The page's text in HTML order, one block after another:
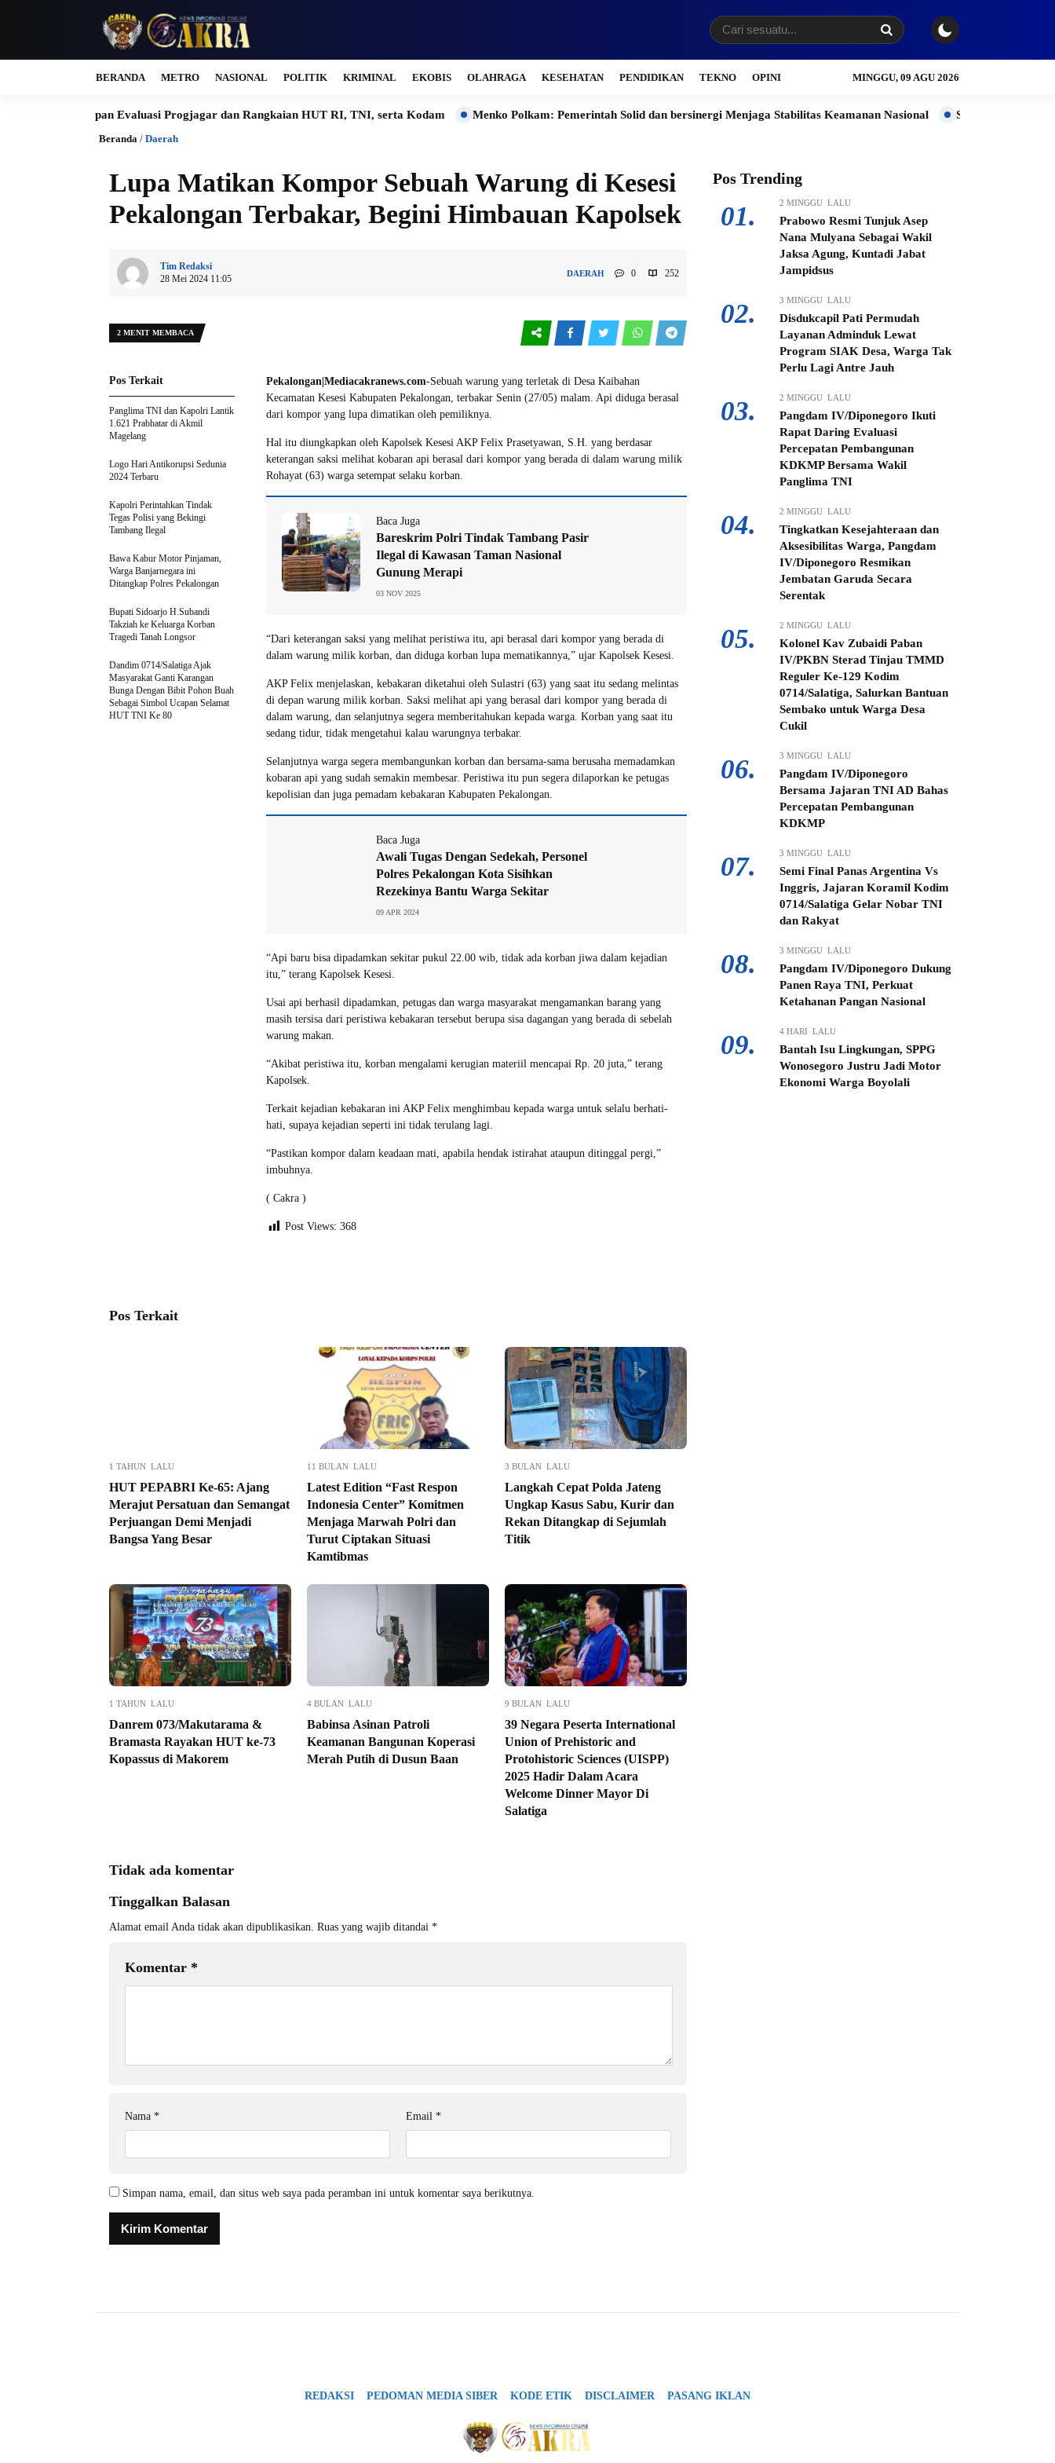
BERANDA METRO NASIONAL POLITIK KRIMINAL EKOBIS OLAHRAGA KESEHATAN PENDIDIKAN TEKNO OPINI MINGGU, 09 AGU 2026
Evaluasi Progjagar dan Rangkaian HUT RI, TNI, serta Kodam Menko Polkam: Pemerintah Solid dan bersinergi Menjaga Stabilitas Keamanan Nasional Sukseskan Program Magang
Beranda / Daerah
Lupa Matikan Kompor Sebuah Warung di Kesesi
Pekalongan Terbakar, Begini Himbauan Kapolsek
Tim Redaksi
28 Mei 2024 11:05
DAERAH 0 252
2 MENIT MEMBACA
Pekalongan|Mediacakranews.com-Sebuah warung yang terletak di Desa Kaibahan
Kecamatan Kesesi Kabupaten Pekalongan, terbakar Senin (27/05) malam. Api diduga berasal
dari kompor yang lupa dimatikan oleh pemiliknya.
Hal itu diungkapkan oleh Kapolsek Kesesi AKP Felix Prasetyawan, S.H. yang berdasar
keterangan saksi melihat kobaran api berasal dari kompor yang berada di dalam warung milik
Rohayat (63) warga setempat selaku korban.
Baca Juga
Bareskrim Polri Tindak Tambang Pasir
Ilegal di Kawasan Taman Nasional
Gunung Merapi
03 NOV 2025
“Dari keterangan saksi yang melihat peristiwa itu, api berasal dari kompor yang berada di
dalam warung milik korban, dan diduga korban lupa mematikannya,” ujar Kapolsek Kesesi.
AKP Felix menjelaskan, kebakaran diketahui oleh Sulastri (63) yang saat itu sedang melintas
di depan warung milik korban. Saksi melihat api yang berasal dari kompor yang berada di
dalam warung, dan selanjutnya segera memberitahukan kepada warga. Korban yang saat itu
sedang tidur, tidak mengetahui kalau warungnya terbakar.
Selanjutnya warga segera membangunkan korban dan bersama-sama berusaha memadamkan
kobaran api yang sudah semakin membesar. Peristiwa itu pun segera dilaporkan ke petugas
kepolisian dan juga pemadam kebakaran Kabupaten Pekalongan.
Baca Juga
Awali Tugas Dengan Sedekah, Personel
Polres Pekalongan Kota Sisihkan
Rezekinya Bantu Warga Sekitar
09 APR 2024
“Api baru bisa dipadamkan sekitar pukul 22.00 wib, tidak ada korban jiwa dalam kejadian
itu,” terang Kapolsek Kesesi.
Usai api berhasil dipadamkan, petugas dan warga masyarakat mengamankan barang yang
masih tersisa dari peristiwa kebakaran tersebut berupa sisa dagangan yang berada di sebelah
warung makan.
“Akibat peristiwa itu, korban mengalami kerugian materiil mencapai Rp. 20 juta,” terang
Kapolsek.
Terkait kejadian kebakaran ini AKP Felix menghimbau kepada warga untuk selalu berhati-
hati, supaya kejadian seperti ini tidak terulang lagi.
“Pastikan kompor dalam keadaan mati, apabila hendak istirahat ataupun ditinggal pergi,”
imbuhnya.
( Cakra )
Post Views: 368
Pos Terkait
Panglima TNI dan Kapolri Lantik
1.621 Prabhatar di Akmil
Magelang
Logo Hari Antikorupsi Sedunia
2024 Terbaru
Kapolri Perintahkan Tindak
Tegas Polisi yang Bekingi
Tambang Ilegal
Bawa Kabur Motor Pinjaman,
Warga Banjarnegara ini
Ditangkap Polres Pekalongan
Bupati Sidoarjo H.Subandi
Takziah ke Keluarga Korban
Tragedi Tanah Longsor
Dandim 0714/Salatiga Ajak
Masyarakat Ganti Karangan
Bunga Dengan Bibit Pohon Buah
Sebagai Simbol Ucapan Selamat
HUT TNI Ke 80
Pos Terkait
1 TAHUN LALU
HUT PEPABRI Ke-65: Ajang
Merajut Persatuan dan Semangat
Perjuangan Demi Menjadi
Bangsa Yang Besar
11 BULAN LALU
Latest Edition “Fast Respon
Indonesia Center” Komitmen
Menjaga Marwah Polri dan
Turut Ciptakan Situasi
Kamtibmas
3 BULAN LALU
Langkah Cepat Polda Jateng
Ungkap Kasus Sabu, Kurir dan
Rekan Ditangkap di Sejumlah
Titik
1 TAHUN LALU
Danrem 073/Makutarama &
Bramasta Rayakan HUT ke-73
Kopassus di Makorem
4 BULAN LALU
Babinsa Asinan Patroli
Keamanan Bangunan Koperasi
Merah Putih di Dusun Baan
9 BULAN LALU
39 Negara Peserta International
Union of Prehistoric and
Protohistoric Sciences (UISPP)
2025 Hadir Dalam Acara
Welcome Dinner Mayor Di
Salatiga
Tidak ada komentar
Tinggalkan Balasan
Alamat email Anda tidak akan dipublikasikan. Ruas yang wajib ditandai *
Komentar *
Nama * Email *
Simpan nama, email, dan situs web saya pada peramban ini untuk komentar saya berikutnya.
Pos Trending
01. 2 MINGGU LALU
Prabowo Resmi Tunjuk Asep
Nana Mulyana Sebagai Wakil
Jaksa Agung, Kuntadi Jabat
Jampidsus
02. 3 MINGGU LALU
Disdukcapil Pati Permudah
Layanan Adminduk Lewat
Program SIAK Desa, Warga Tak
Perlu Lagi Antre Jauh
03. 2 MINGGU LALU
Pangdam IV/Diponegoro Ikuti
Rapat Daring Evaluasi
Percepatan Pembangunan
KDKMP Bersama Wakil
Panglima TNI
04. 2 MINGGU LALU
Tingkatkan Kesejahteraan dan
Aksesibilitas Warga, Pangdam
IV/Diponegoro Resmikan
Jembatan Garuda Secara
Serentak
05. 2 MINGGU LALU
Kolonel Kav Zubaidi Paban
IV/PKBN Sterad Tinjau TMMD
Reguler Ke-129 Kodim
0714/Salatiga, Salurkan Bantuan
Sembako untuk Warga Desa
Cukil
06. 3 MINGGU LALU
Pangdam IV/Diponegoro
Bersama Jajaran TNI AD Bahas
Percepatan Pembangunan
KDKMP
07. 3 MINGGU LALU
Semi Final Panas Argentina Vs
Inggris, Jajaran Koramil Kodim
0714/Salatiga Gelar Nobar TNI
dan Rakyat
08. 3 MINGGU LALU
Pangdam IV/Diponegoro Dukung
Panen Raya TNI, Perkuat
Ketahanan Pangan Nasional
09. 4 HARI LALU
Bantah Isu Lingkungan, SPPG
Wonosegoro Justru Jadi Motor
Ekonomi Warga Boyolali
REDAKSI PEDOMAN MEDIA SIBER KODE ETIK DISCLAIMER PASANG IKLAN